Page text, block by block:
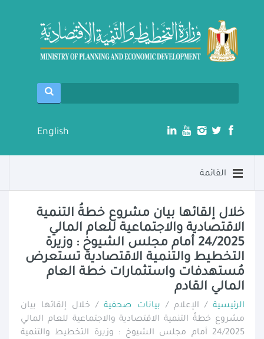
English
القائمة
خلال إلقائها بيان مشروع خطةُ التنمية
الاقتصادية والاجتماعية للعام المالي
24/2025 أمام مجلس الشيوخ : وزيرة
التخطيط والتنمية الاقتصادية تستعرض
مُستهدفات واستثمارات خطة العام
المالي القادم
الرئيسية/ الإعلام / بيانات صحفية/ خلال إلقائها بيان
مشروع خطةُ التنمية الاقتصادية والاجتماعية للعام المالي
24/2025 أمام مجلس الشيوخ : وزيرة التخطيط والتنمية